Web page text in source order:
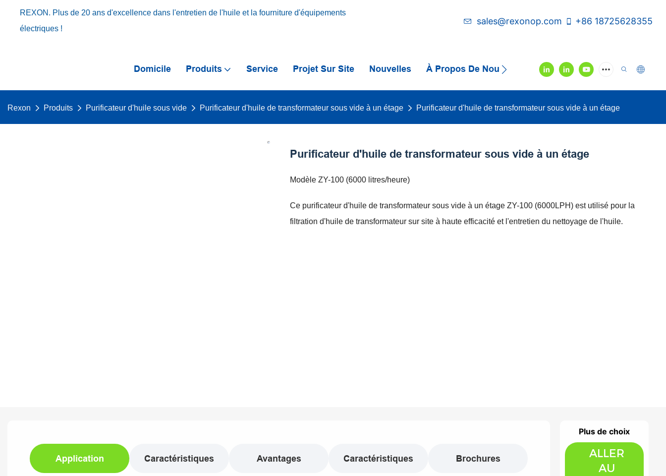
REXON. Plus de 20 ans d'excellence dans l'entretien de l'huile et la fourniture d'équipements
électriques !
sales@rexonop.com +86 18725628355
Domicile Produits Service Projet Sur Site Nouvelles À Propos De Nous Contactez-Nous Vidéo
Rexon Produits Purificateur d'huile sous vide Purificateur d'huile de transformateur sous vide à un étage Purificateur d'huile de transformateur sous vide à un étage
Purificateur d'huile de transformateur sous vide à un étage
Modèle ZY-100 (6000 litres/heure)
Ce purificateur d'huile de transformateur sous vide à un étage ZY-100 (6000LPH) est utilisé pour la
filtration d'huile de transformateur sur site à haute efficacité et l'entretien du nettoyage de l'huile.
Plus de choix
ALLER
AU
Application Caractéristiques Avantages Caractéristiques Brochures